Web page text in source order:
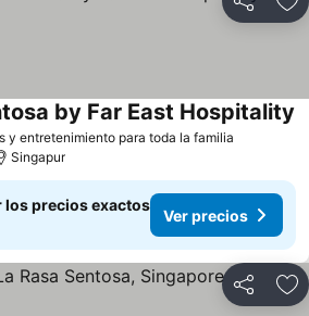
Compartir
y entretenimiento para toda la familia
by Far East Hospitality
Singapur
los precios exactos
Ver precios
Compartir